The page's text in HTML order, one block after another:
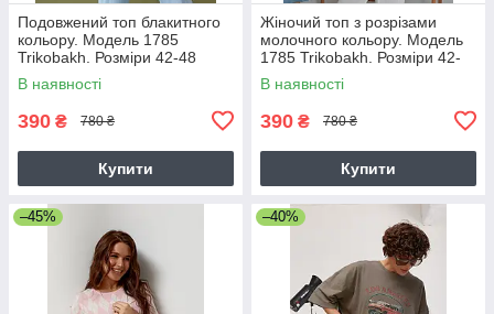
Подовжений топ блакитного
кольору. Модель 1785
Trikobakh. Розміри 42-48
В наявності
390 ₴ 780 ₴
Купити
Жіночий топ з розрізами
молочного кольору. Модель
1785 Trikobakh. Розміри 42-
48
В наявності
390 ₴ 780 ₴
Купити
–45% –40%